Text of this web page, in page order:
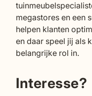
megastores en een
helpen klanten
en daar speel jij als
belangrijke rol in.
Interesse?